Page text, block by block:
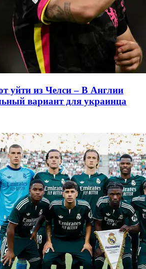
уйти из Челси – В Англии
вариант для украинца